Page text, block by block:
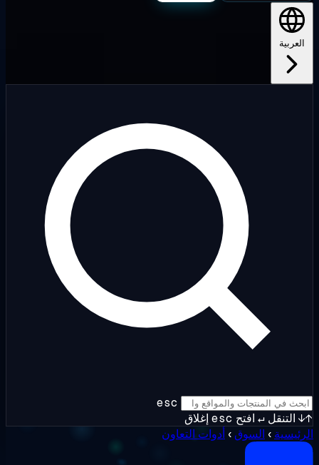
esc
↵افتحescإغلاق
السوق›أدوات التعاون